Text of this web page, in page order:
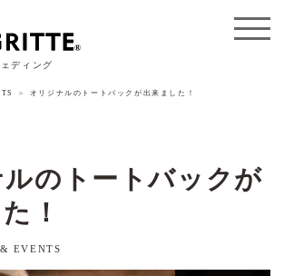
ディング
オリジナルのトートバックが出来ました！
のトートバックが
！
EVENTS